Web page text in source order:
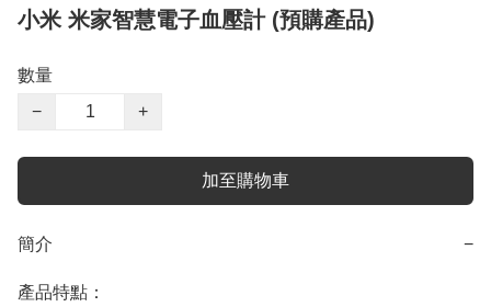
小米 米家智慧電子血壓計 (預購產品)
數量
−
+
加至購物車
簡介 −
產品特點：